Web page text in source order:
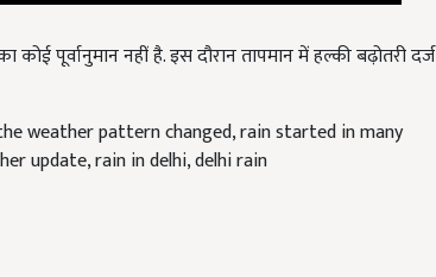
पूर्वानुमान नहीं है. इस दौरान तापमान में हल्की बढ़ोतरी दर्ज
weather pattern changed, rain started in many
update, rain in delhi, delhi rain